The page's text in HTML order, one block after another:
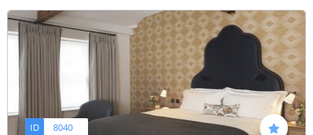
ID 8040